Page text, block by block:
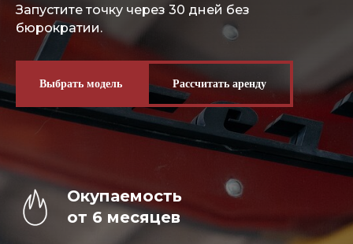
Запустите точку через 30 дней без
бюрократии.
Выбрать модель Рассчитать аренду
Окупаемость
от 6 месяцев